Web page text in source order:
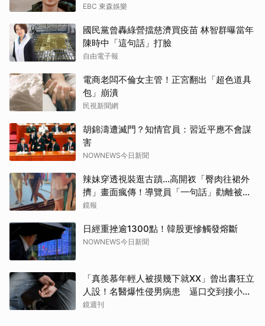
EBC 東森娛樂
國民黨曾轟綠營擋慈濟買疫苗 林智群曝當年
陳時中「這句話」打臉
自由電子報
電商老闆不倫女主管！正宮翻出「超色道具
包」崩潰
民視新聞網
胡錦濤遭滅門？知情官員：習近平應不會謀
害
NOWNEWS今日新聞
辣妹穿透視裝逛古蹟…高開衩「臀肉往裙外
擠」畫面瘋傳！導覽員「一句話」勸離被狂
讚
鏡報
日經重挫逾1300點！韓股更慘觸發熔斷
NOWNEWS今日新聞
「真羨慕年輕人被摸幾下就XX」曾出書狂立
人設！名醫爆性侵男病患 逼口交到接小孩
鬧鐘響才停
鏡週刊